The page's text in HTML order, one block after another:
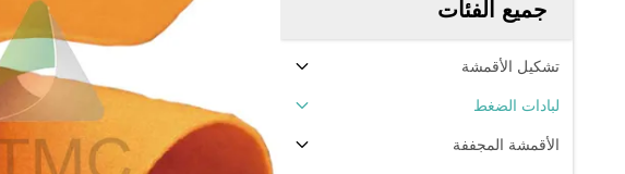
جميع الفئات
تشكيل الأقمشة
لبادات الضغط
الأقمشة المجففة